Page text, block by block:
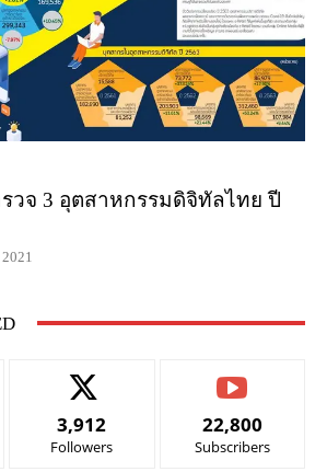
รวจ 3 อุตสาหกรรมดิจิทัลไทย ปี
3,912
Followers
22,800
Subscribers